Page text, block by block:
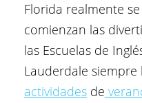
Florida realmente
comienzan las
las Escuelas de
Lauderdale
actividades de